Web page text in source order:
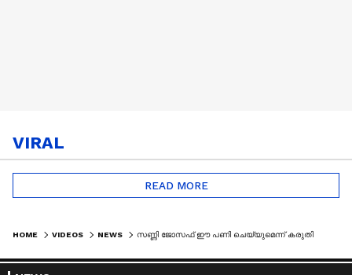
VIRAL
READ MORE
HOME VIDEOS NEWS